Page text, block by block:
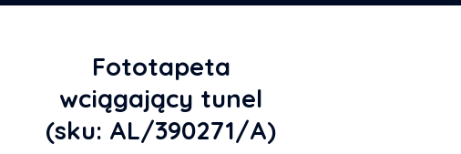
Fototapeta
wciągający tunel
(sku: AL/390271/A)